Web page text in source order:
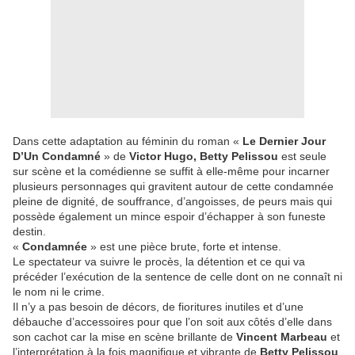
Dans cette adaptation au féminin du roman « Le Dernier Jour
D’Un Condamné » de Victor Hugo, Betty Pelissou est seule
sur scène et la comédienne se suffit à elle-même pour incarner
plusieurs personnages qui gravitent autour de cette condamnée
pleine de dignité, de souffrance, d’angoisses, de peurs mais qui
possède également un mince espoir d’échapper à son funeste
destin.
« Condamnée » est une pièce brute, forte et intense.
Le spectateur va suivre le procès, la détention et ce qui va
précéder l’exécution de la sentence de celle dont on ne connaît ni
le nom ni le crime.
Il n’y a pas besoin de décors, de fioritures inutiles et d’une
débauche d’accessoires pour que l’on soit aux côtés d’elle dans
son cachot car la mise en scène brillante de Vincent Marbeau et
l’interprétation à la fois magnifique et vibrante de Betty Pelissou